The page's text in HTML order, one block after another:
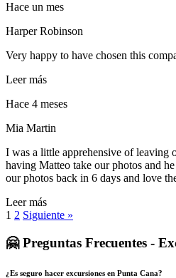
Hace un mes
Harper Robinson
Very happy to have chosen this
Leer más
Hace 4 meses
Mia Martin
I was a little apprehensive of leaving
having Matteo take our photos and
our photos back in 6 days and love
Leer más
1 2 Siguiente »
🤗 Preguntas Frecuentes -
¿Es seguro hacer excursiones en Punta Cana?